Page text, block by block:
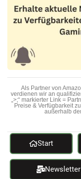
Als Partner von
verdienen wir an
„>;“ markierter Link =
Preise & Verfügbarkeit
außerhalb
Start
Newsletter